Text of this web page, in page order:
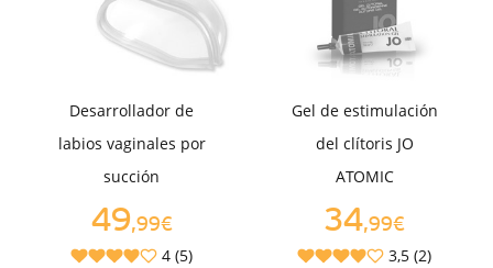
Desarrollador de
labios vaginales por
succión
49,99€
4 (5)
Gel de estimulación
del clítoris JO
ATOMIC
34,99€
3,5 (2)